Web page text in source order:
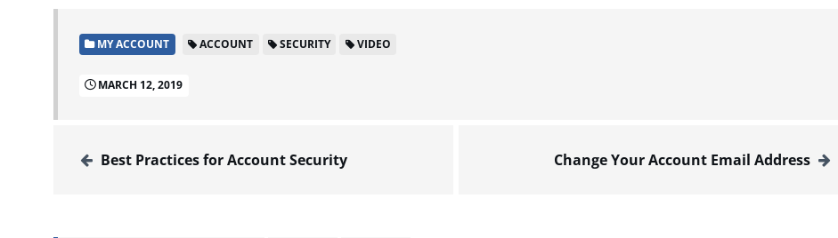
MY ACCOUNT ACCOUNT SECURITY VIDEO
MARCH 12, 2019
Best Practices for Account Security Change Your Account Email Address